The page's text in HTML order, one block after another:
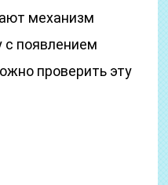
механизм
с появлением
проверить эту